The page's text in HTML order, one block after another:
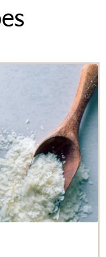
경고
웹사이트
감자협회
가려고
제3자
체의 소유로
된 링크
한 책임을
.
클릭하고,
가려면